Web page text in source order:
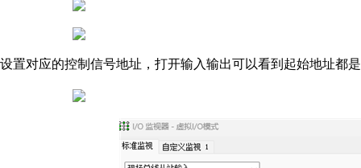
设置对应的控制信号地址，打开输入输出可以看到起始地址都